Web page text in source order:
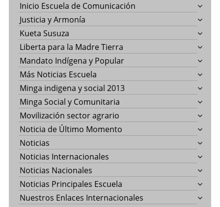
Inicio Escuela de Comunicación
Justicia y Armonía
Kueta Susuza
Liberta para la Madre Tierra
Mandato Indígena y Popular
Más Noticias Escuela
Minga indigena y social 2013
Minga Social y Comunitaria
Movilización sector agrario
Noticia de Último Momento
Noticias
Noticias Internacionales
Noticias Nacionales
Noticias Principales Escuela
Nuestros Enlaces Internacionales